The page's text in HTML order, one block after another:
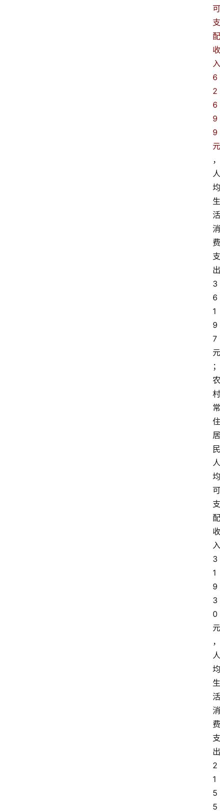
可
支
配
收
入
6
2
6
9
9
元
，
人
均
生
活
消
费
支
出
3
6
1
9
7
元
；
农
村
常
住
居
民
人
均
可
支
配
收
入
3
1
9
3
0
元
，
人
均
生
活
消
费
支
出
2
1
5
5